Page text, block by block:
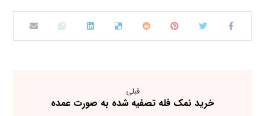
قبلی
خرید نمک فله تصفیه شده به صورت عمده